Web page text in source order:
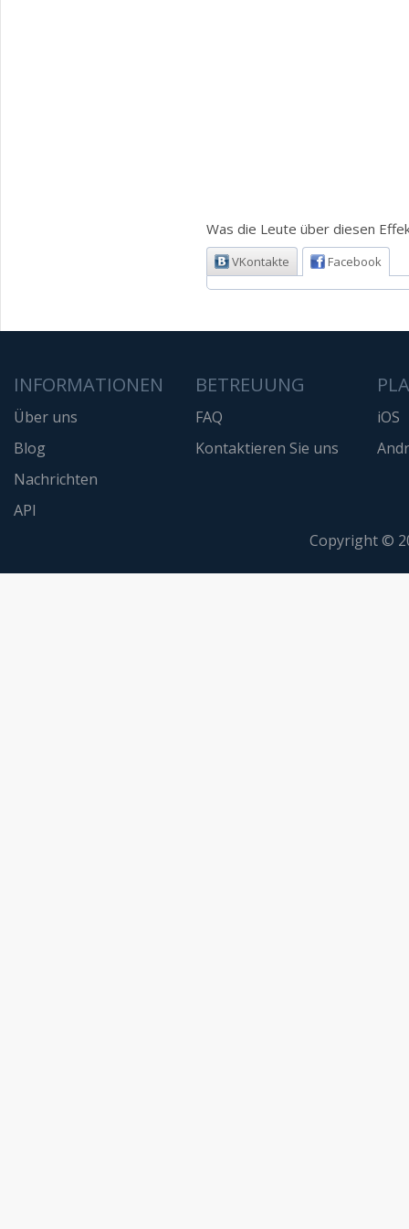
Was die Leute über diesen
VKontakte Facebook
INFORMATIONEN
Über uns
Blog
Nachrichten
API
BETREUUNG
FAQ
Kontaktieren Sie uns
iOS
Copyright ©